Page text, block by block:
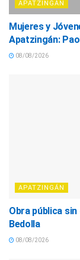
APATZINGÁN
Mujeres y
Apatzingán:
08/08/2026
APATZINGÁN
Obra pública
Bedolla
08/08/2026